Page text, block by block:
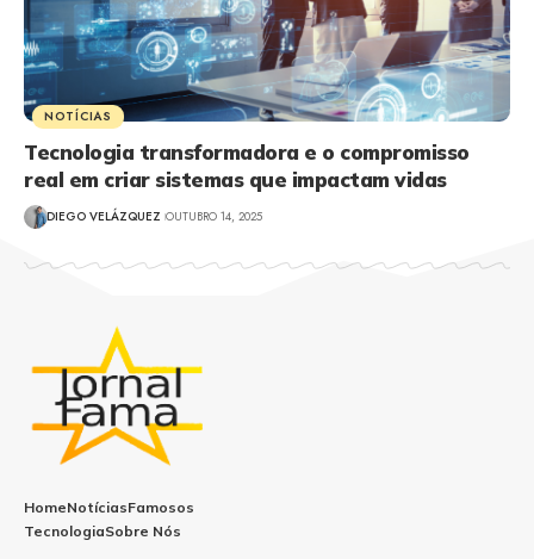
NOTÍCIAS
Tecnologia transformadora e o compromisso
real em criar sistemas que impactam vidas
DIEGO VELÁZQUEZ OUTUBRO 14, 2025
HomeNotíciasFamosos
TecnologiaSobre Nós